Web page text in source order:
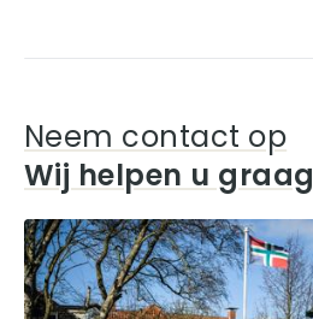
Neem contact op
Wij helpen u graag